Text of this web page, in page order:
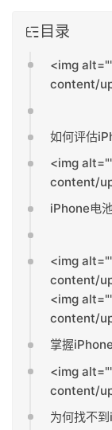
目录
<img
content/
如何评估
<img
content/
iPhone电
<img
content/
<img
content/
掌握
<img
content/
为何找不